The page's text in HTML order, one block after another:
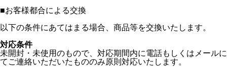
■お客様都合による交換
以下の条件にあてはまる場合、商品等を交換いたします。
対応条件
未開封・未使用のもので、対応期間内に電話もしくはメールに
てご連絡いただいたもののみ原則対応いたします。